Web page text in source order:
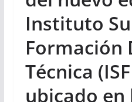
Instituto
Formación
Técnica
ubicado en